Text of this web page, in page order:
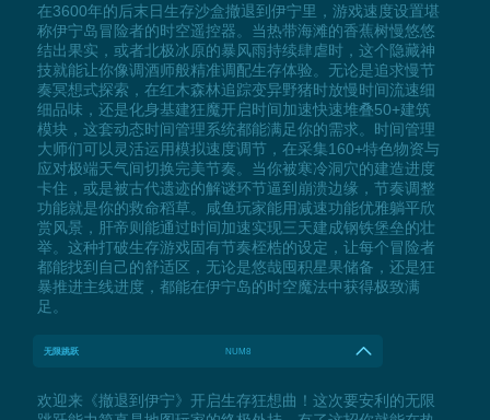
在3600年的后末日生存沙盒撤退到伊宁里，游戏速度设置堪
称伊宁岛冒险者的时空遥控器。当热带海滩的香蕉树慢悠悠
结出果实，或者北极冰原的暴风雨持续肆虐时，这个隐藏神
技就能让你像调酒师般精准调配生存体验。无论是追求慢节
奏冥想式探索，在红木森林追踪变异野猪时放慢时间流速细
细品味，还是化身基建狂魔开启时间加速快速堆叠50+建筑
模块，这套动态时间管理系统都能满足你的需求。时间管理
大师们可以灵活运用模拟速度调节，在采集160+特色物资与
应对极端天气间切换完美节奏。当你被寒冷洞穴的建造进度
卡住，或是被古代遗迹的解谜环节逼到崩溃边缘，节奏调整
功能就是你的救命稻草。咸鱼玩家能用减速功能优雅躺平欣
赏风景，肝帝则能通过时间加速实现三天建成钢铁堡垒的壮
举。这种打破生存游戏固有节奏桎梏的设定，让每个冒险者
都能找到自己的舒适区，无论是悠哉囤积星果储备，还是狂
暴推进主线进度，都能在伊宁岛的时空魔法中获得极致满
足。
无限跳跃 NUM8
欢迎来《撤退到伊宁》开启生存狂想曲！这次要安利的无限